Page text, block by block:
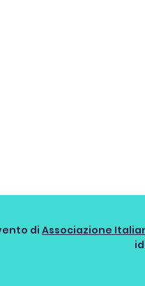
diAssociazione